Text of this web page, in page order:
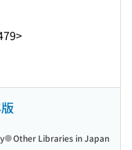
Other Libraries in Japan